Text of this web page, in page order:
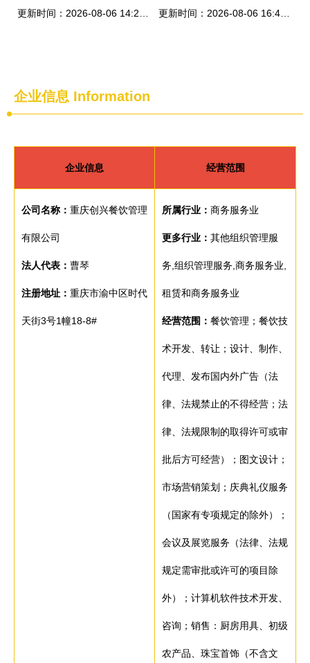
企业信息 Information
企业信息 经营范围
公司名称： 重庆创兴餐饮管理
有限公司
法人代表： 曹琴
注册地址： 重庆市渝中区时代
天街3号1幢18-8#
所属行业： 商务服务业
更多行业： 其他组织管理服
务,组织管理服务,商务服务业,
租赁和商务服务业
经营范围： 餐饮管理；餐饮技
术开发、转让；设计、制作、
代理、发布国内外广告（法
律、法规禁止的不得经营；法
律、法规限制的取得许可或审
批后方可经营）；图文设计；
市场营销策划；庆典礼仪服务
（国家有专项规定的除外）；
会议及展览服务（法律、法规
规定需审批或许可的项目除
外）；计算机软件技术开发、
咨询；销售：厨房用具、初级
农产品、珠宝首饰（不含文